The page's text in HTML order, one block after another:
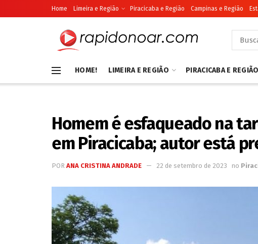
Home Limeira e Região Piracicaba e Região Campinas e Região
HOME! LIMEIRA E REGIÃO PIRACICABA E REGIÃO
Homem é esfaqueado na
em Piracicaba; autor está
POR ANA CRISTINA ANDRADE 22 de setembro de 2023 no